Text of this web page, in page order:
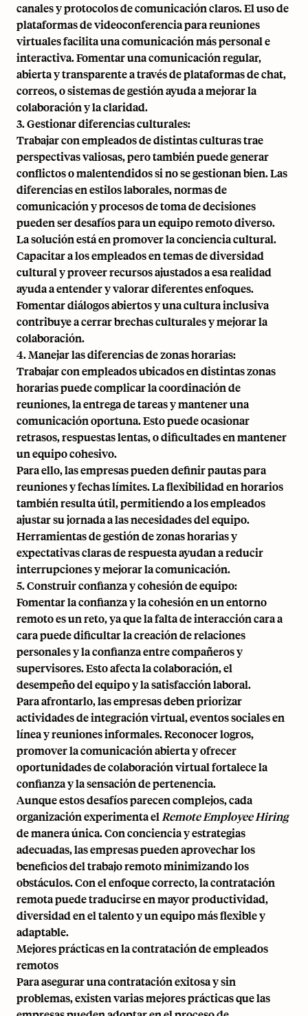
canales y protocolos de comunicación claros. El uso de
plataformas de videoconferencia para reuniones
virtuales facilita una comunicación más personal e
interactiva. Fomentar una comunicación regular,
abierta y transparente a través de plataformas de chat,
correos, o sistemas de gestión ayuda a mejorar la
colaboración y la claridad.
3. Gestionar diferencias culturales:
Trabajar con empleados de distintas culturas trae
perspectivas valiosas, pero también puede generar
conflictos o malentendidos si no se gestionan bien. Las
diferencias en estilos laborales, normas de
comunicación y procesos de toma de decisiones
pueden ser desafíos para un equipo remoto diverso.
La solución está en promover la conciencia cultural.
Capacitar a los empleados en temas de diversidad
cultural y proveer recursos ajustados a esa realidad
ayuda a entender y valorar diferentes enfoques.
Fomentar diálogos abiertos y una cultura inclusiva
contribuye a cerrar brechas culturales y mejorar la
colaboración.
4. Manejar las diferencias de zonas horarias:
Trabajar con empleados ubicados en distintas zonas
horarias puede complicar la coordinación de
reuniones, la entrega de tareas y mantener una
comunicación oportuna. Esto puede ocasionar
retrasos, respuestas lentas, o dificultades en mantener
un equipo cohesivo.
Para ello, las empresas pueden definir pautas para
reuniones y fechas límites. La flexibilidad en horarios
también resulta útil, permitiendo a los empleados
ajustar su jornada a las necesidades del equipo.
Herramientas de gestión de zonas horarias y
expectativas claras de respuesta ayudan a reducir
interrupciones y mejorar la comunicación.
5. Construir confianza y cohesión de equipo:
Fomentar la confianza y la cohesión en un entorno
remoto es un reto, ya que la falta de interacción cara a
cara puede dificultar la creación de relaciones
personales y la confianza entre compañeros y
supervisores. Esto afecta la colaboración, el
desempeño del equipo y la satisfacción laboral.
Para afrontarlo, las empresas deben priorizar
actividades de integración virtual, eventos sociales en
línea y reuniones informales. Reconocer logros,
promover la comunicación abierta y ofrecer
oportunidades de colaboración virtual fortalece la
confianza y la sensación de pertenencia.
Aunque estos desafíos parecen complejos, cada
organización experimenta el Remote Employee Hiring
de manera única. Con conciencia y estrategias
adecuadas, las empresas pueden aprovechar los
beneficios del trabajo remoto minimizando los
obstáculos. Con el enfoque correcto, la contratación
remota puede traducirse en mayor productividad,
diversidad en el talento y un equipo más flexible y
adaptable.
Mejores prácticas en la contratación de empleados
remotos
Para asegurar una contratación exitosa y sin
problemas, existen varias mejores prácticas que las